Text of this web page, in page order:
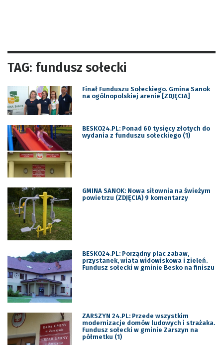
TAG: fundusz sołecki
​Finał Funduszu Sołeckiego. Gmina Sanok
na ogólnopolskiej arenie [ZDJĘCIA]
BESKO24.PL: Ponad 60 tysięcy złotych do
wydania z funduszu sołeckiego (1)
GMINA SANOK: Nowa siłownia na świeżym
powietrzu (ZDJĘCIA) 9 komentarzy
BESKO24.PL: Porządny plac zabaw,
przystanek, wiata widowiskowa i zieleń.
Fundusz sołecki w gminie Besko na finiszu
ZARSZYN 24.PL: Przede wszystkim
modernizacje domów ludowych i strażaka.
Fundusz sołecki w gminie Zarszyn na
półmetku (1)